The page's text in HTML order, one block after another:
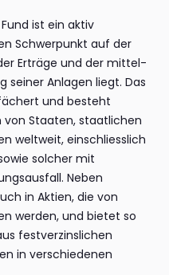
ist ein aktiv
Schwerpunkt auf der
Erträge und der mittel-
seiner Anlagen liegt. Das
und besteht
Staaten, staatlichen
weltweit, einschliesslich
solcher mit
Neben
in Aktien, die von
werden, und bietet so
festverzinslichen
in verschiedenen